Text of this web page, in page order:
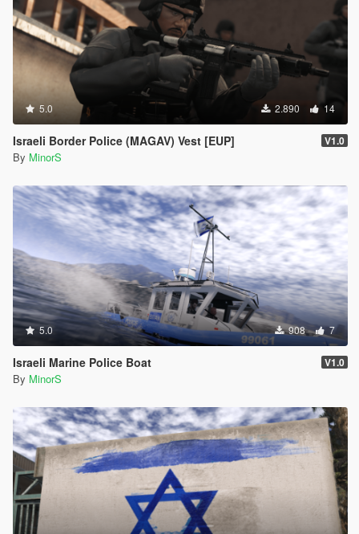
5.0 2.890 14
Israeli Border Police (MAGAV) Vest [EUP] V1.0
By MinorS
5.0 908 7
Israeli Marine Police Boat V1.0
By MinorS